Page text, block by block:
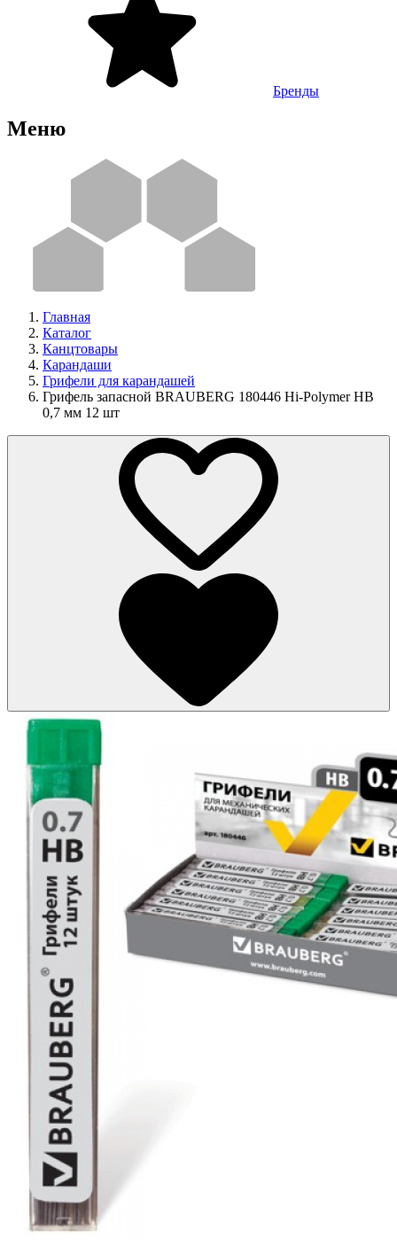
Бренды
Меню
Главная
Каталог
Канцтовары
Карандаши
Грифели для карандашей
Грифель запасной BRAUBERG 180446 Hi-Polymer HB
0,7 мм 12 шт